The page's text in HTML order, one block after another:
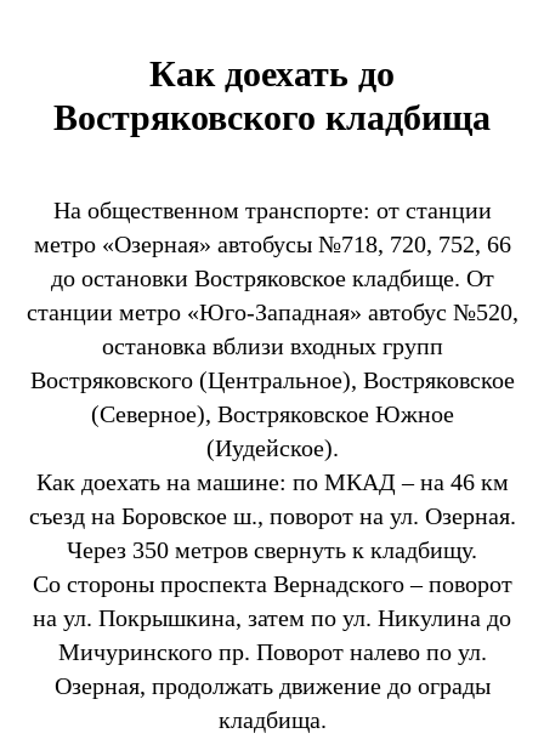
Как доехать до
Востряковского кладбища
На общественном транспорте: от станции
метро «Озерная» автобусы №718, 720, 752, 66
до остановки Востряковское кладбище. От
станции метро «Юго-Западная» автобус №520,
остановка вблизи входных групп
Востряковского (Центральное), Востряковское
(Северное), Востряковское Южное
(Иудейское).
Как доехать на машине: по МКАД – на 46 км
съезд на Боровское ш., поворот на ул. Озерная.
Через 350 метров свернуть к кладбищу.
Со стороны проспекта Вернадского – поворот
на ул. Покрышкина, затем по ул. Никулина до
Мичуринского пр. Поворот налево по ул.
Озерная, продолжать движение до ограды
кладбища.